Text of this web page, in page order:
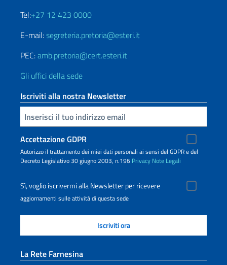
Tel:+27 12 423 0000
E-mail:segreteria.pretoria@esteri.it
PEC:amb.pretoria@cert.esteri.it
Gli uffici della sede
Iscriviti alla nostra Newsletter
Inserisci la tua email
Accettazione GDPR
Autorizzo il trattamento dei miei dati personali ai sensi del GDPR e del
Decreto Legislativo 30 giugno 2003, n.196 Privacy Note Legali
Sì, voglio iscrivermi alla Newsletter per ricevere
aggiornamenti sulle attività di questa sede
La Rete Farnesina